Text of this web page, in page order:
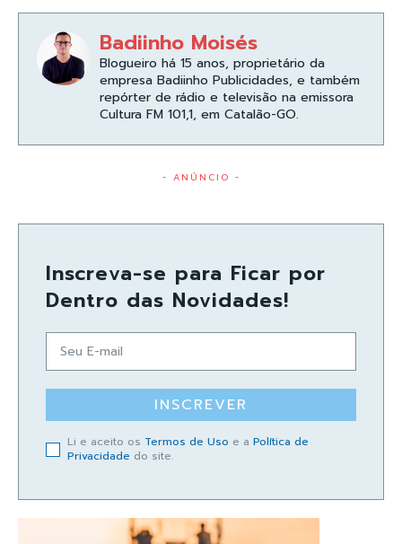
Badiinho Moisés
Blogueiro há 15 anos, proprietário da
empresa Badiinho Publicidades, e também
repórter de rádio e televisão na emissora
Cultura FM 101,1, em Catalão-GO.
- ANÚNCIO -
Inscreva-se para Ficar por
Dentro das Novidades!
INSCREVER
Li e aceito os Termos de Uso e a Política de
Privacidade do site.